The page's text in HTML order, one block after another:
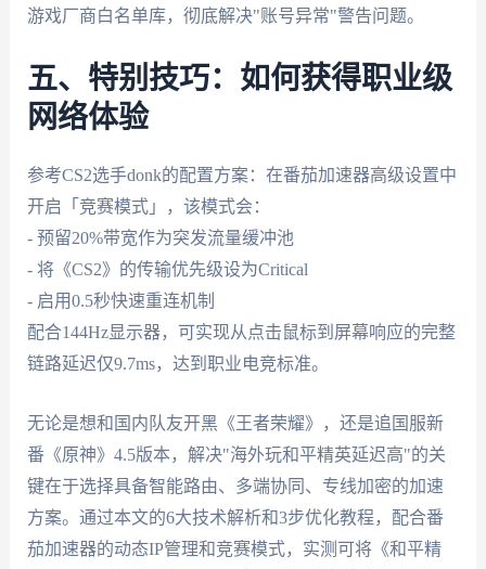
游戏厂商白名单库，彻底解决"账号异常"警告问题。
五、特别技巧：如何获得职业级
网络体验
参考CS2选手donk的配置方案：在番茄加速器高级设置中
开启「竞赛模式」，该模式会：
- 预留20%带宽作为突发流量缓冲池
- 将《CS2》的传输优先级设为Critical
- 启用0.5秒快速重连机制
配合144Hz显示器，可实现从点击鼠标到屏幕响应的完整
链路延迟仅9.7ms，达到职业电竞标准。
无论是想和国内队友开黑《王者荣耀》，还是追国服新
番《原神》4.5版本，解决"海外玩和平精英延迟高"的关
键在于选择具备智能路由、多端协同、专线加密的加速
方案。通过本文的6大技术解析和3步优化教程，配合番
茄加速器的动态IP管理和竞赛模式，实测可将《和平精